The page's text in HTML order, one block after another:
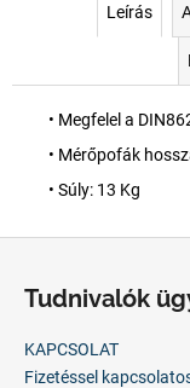
Leírás
• Megfelel a
• Mérőpofák
• Súly: 13 Kg
Tudnivalók
KAPCSOLAT
Fizetéssel